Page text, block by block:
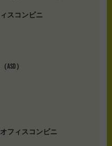
スコンビニ
）
フィスコンビニ